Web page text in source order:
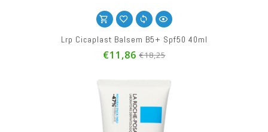
Lrp Cicaplast Balsem B5+ Spf50 40ml
€11,86 €18,25